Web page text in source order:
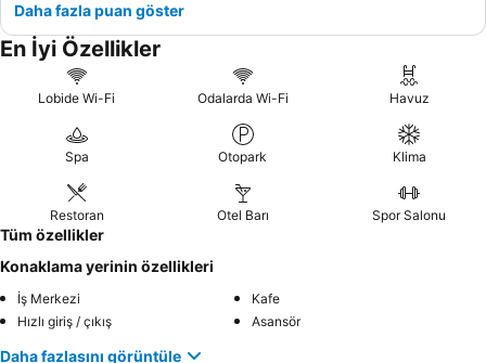
Daha fazla puan göster
En İyi Özellikler
Lobide Wi-Fi Odalarda Wi-Fi Havuz
Spa Otopark Klima
Restoran Otel Barı Spor Salonu
Tüm özellikler
Konaklama yerinin özellikleri
İş Merkezi
Kafe
Hızlı giriş / çıkış
Asansör
Daha fazlasını görüntüle